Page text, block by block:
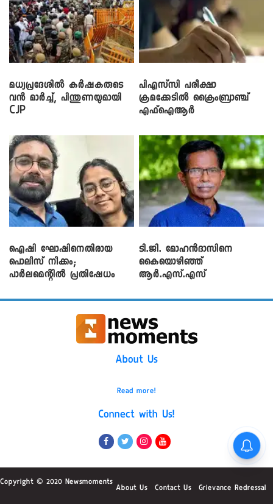
മധ്യപ്രദേശിൽ കർഷകരുടെ
വൻ മാർച്ച്, പിന്തുണയുമായി
CJP
പിഎസ്‌സി പരീക്ഷാ
ക്രമക്കേ‌ടിൽ ക്രൈംബ്രാഞ്ച്
എഫ്ഐആർ
ഐഷി ഘോഷിനെതിരായ
പൊലീസ് നീക്കം;
പാര്‍ലമെന്റിൽ പ്രതിഷേധം
ടി.ജി. മോഹൻദാസിനെ
കൈയൊഴിഞ്ഞ്
ആർ.എസ്.എസ്
About Us
Read more!
Connect with Us!
Copyright © 2020 Newsmoments
About Us Contact Us Grievance Redressal